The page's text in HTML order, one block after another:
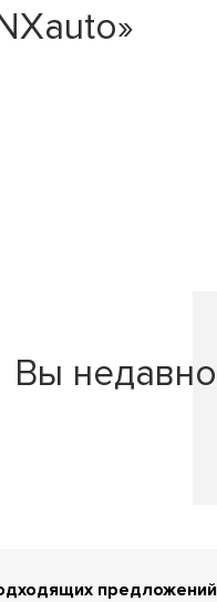
Вы